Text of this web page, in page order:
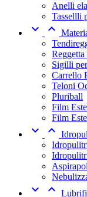
Anelli
Tassellli
 
Sigilli
Carrello
Teloni
Pluriball
Film
Film
 
 